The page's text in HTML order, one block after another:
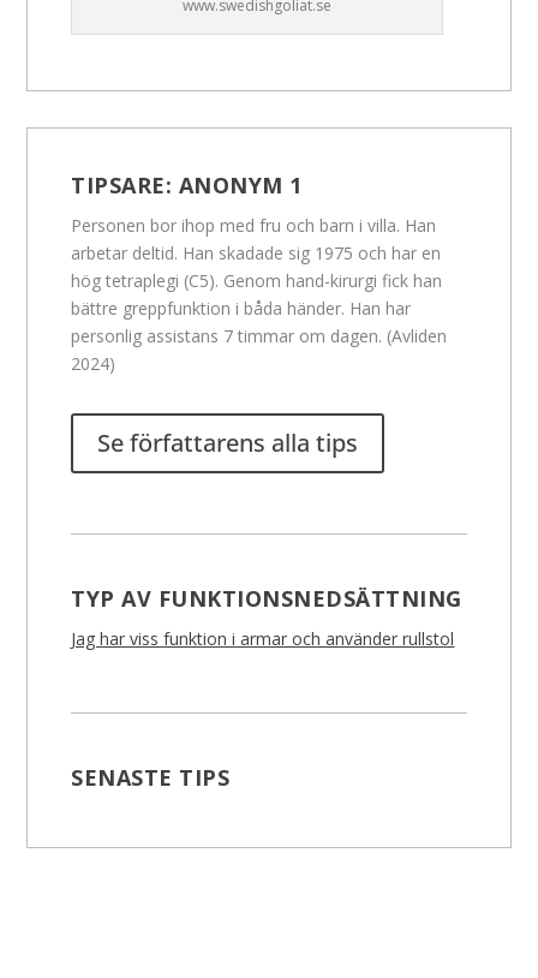
www.swedishgoliat.se
TIPSARE: ANONYM 1
Personen bor ihop med fru och barn i villa. Han
arbetar deltid. Han skadade sig 1975 och har en
hög tetraplegi (C5). Genom hand-kirurgi fick han
bättre greppfunktion i båda händer. Han har
personlig assistans 7 timmar om dagen. (Avliden
2024)
Se författarens alla tips
TYP AV FUNKTIONSNEDSÄTTNING
Jag har viss funktion i armar och använder rullstol
SENASTE TIPS